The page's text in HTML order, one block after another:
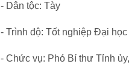
- Dân tộc: Tày
- Trình độ: Tốt nghiệp Đại
- Chức vụ: Phó Bí thư Tỉnh